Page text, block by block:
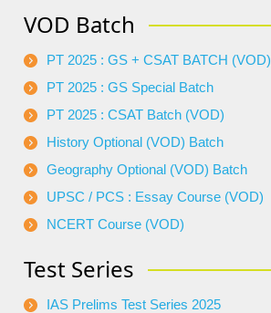
VOD Batch
PT 2025 : GS + CSAT BATCH (VOD)
PT 2025 : GS Special Batch
PT 2025 : CSAT Batch (VOD)
History Optional (VOD) Batch
Geography Optional (VOD) Batch
UPSC / PCS : Essay Course (VOD)
NCERT Course (VOD)
Test Series
IAS Prelims Test Series 2025